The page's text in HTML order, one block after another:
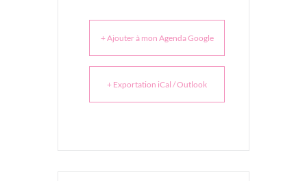
+ Ajouter à mon Agenda Google
+ Exportation iCal / Outlook